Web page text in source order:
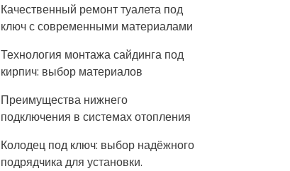
Качественный ремонт туалета под
ключ с современными материалами
Технология монтажа сайдинга под
кирпич: выбор материалов
Преимущества нижнего
подключения в системах отопления
Колодец под ключ: выбор надёжного
подрядчика для установки.